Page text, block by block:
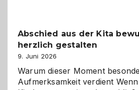
verstehen
Abschied aus der Kita
herzlich gestalten
9. Juni 2026
Warum dieser Moment
Aufmerksamkeit verdient Wenn